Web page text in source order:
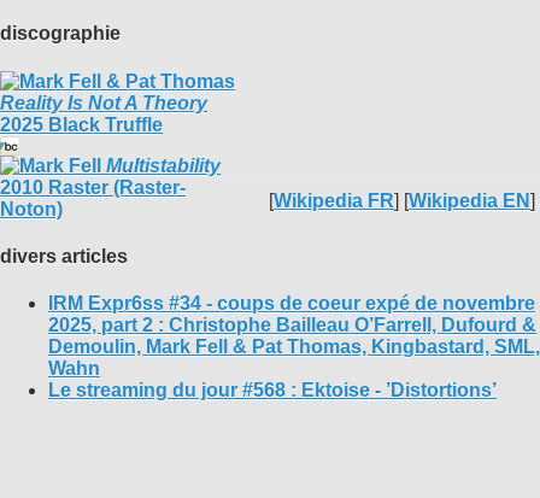
[Wikipedia FR] [Wikipedia EN]
discographie
Reality Is Not A Theory
2025 Black Truffle
Multistability
2010 Raster (Raster-
Noton)
divers articles
IRM Expr6ss #34 - coups de coeur expé de novembre
2025, part 2 : Christophe Bailleau O’Farrell, Dufourd &
Demoulin, Mark Fell & Pat Thomas, Kingbastard, SML,
Wahn
Le streaming du jour #568 : Ektoise - ’Distortions’